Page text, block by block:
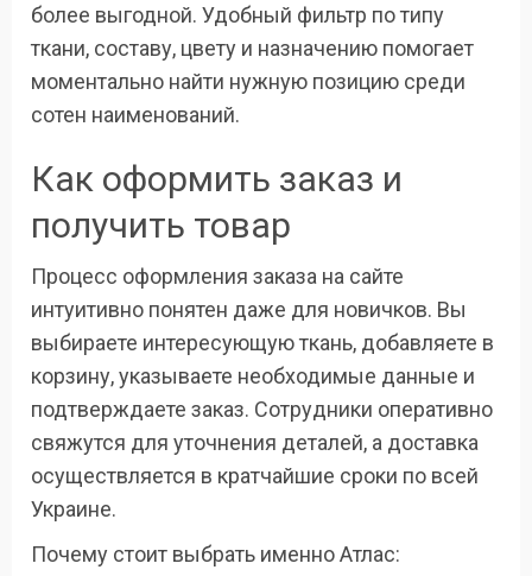
более выгодной. Удобный фильтр по типу
ткани, составу, цвету и назначению помогает
моментально найти нужную позицию среди
сотен наименований.
Как оформить заказ и
получить товар
Процесс оформления заказа на сайте
интуитивно понятен даже для новичков. Вы
выбираете интересующую ткань, добавляете в
корзину, указываете необходимые данные и
подтверждаете заказ. Сотрудники оперативно
свяжутся для уточнения деталей, а доставка
осуществляется в кратчайшие сроки по всей
Украине.
Почему стоит выбрать именно Атлас: